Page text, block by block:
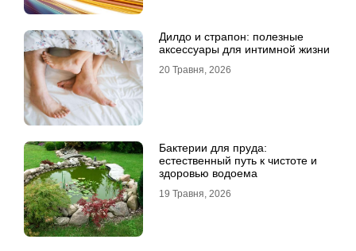
Дилдо и страпон: полезные
аксессуары для интимной жизни
20 Травня, 2026
Бактерии для пруда:
естественный путь к чистоте и
здоровью водоема
19 Травня, 2026